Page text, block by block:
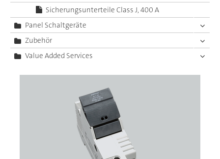
Sicherungsunterteile Class J, 400 A
Panel Schaltgeräte
Zubehör
Value Added Services